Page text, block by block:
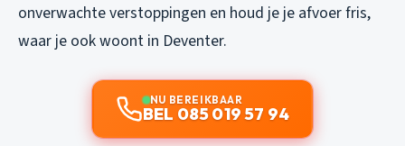
onverwachte verstoppingen en houd je je afvoer fris,
waar je ook woont in Deventer.
NU BEREIKBAAR
BEL 085 019 57 94